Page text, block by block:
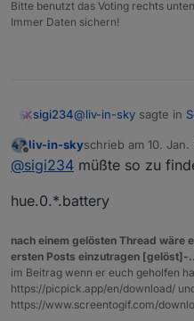
Bitte benutzt das Voting rechts
Immer Daten sichern!
sigi234@liv-in-sky sagte in
@sigi234 über
oder über den
Hue:
Offline
liv-in-skyschrieb am 10. Jan.
zuletzt editiert von
@sigi234 müßte so zu
hue.0.*.battery
nach einem gelösten Thread wäre
ersten Posts einzutragen [gelöst]-
im Beitrag wenn er euch geholfen
https://picpick.app/en/download/
https://www.screentogif.com/